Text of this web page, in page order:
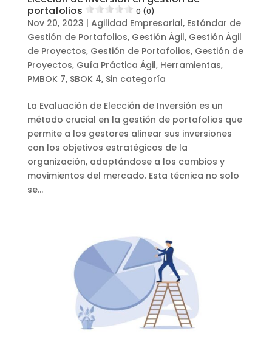
portafolios
0 (0)
Nov 20, 2023 | Agilidad Empresarial, Estándar de
Gestión de Portafolios, Gestión Ágil, Gestión Ágil
de Proyectos, Gestión de Portafolios, Gestión de
Proyectos, Guía Práctica Ágil, Herramientas,
PMBOK 7, SBOK 4, Sin categoría
La Evaluación de Elección de Inversión es un
método crucial en la gestión de portafolios que
permite a los gestores alinear sus inversiones
con los objetivos estratégicos de la
organización, adaptándose a los cambios y
movimientos del mercado. Esta técnica no solo
se...